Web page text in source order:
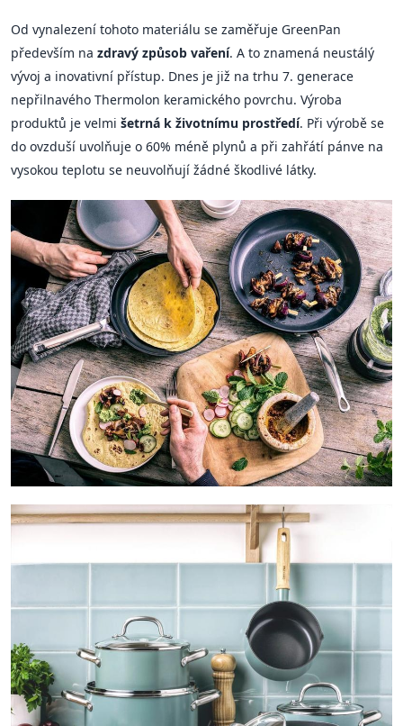
Od vynalezení tohoto materiálu se zaměřuje GreenPan
především na zdravý způsob vaření. A to znamená neustálý
vývoj a inovativní přístup. Dnes je již na trhu 7. generace
nepřilnavého Thermolon keramického povrchu. Výroba
produktů je velmi šetrná k životnímu prostředí. Při výrobě se
do ovzduší uvolňuje o 60% méně plynů a při zahřátí pánve na
vysokou teplotu se neuvolňují žádné škodlivé látky.